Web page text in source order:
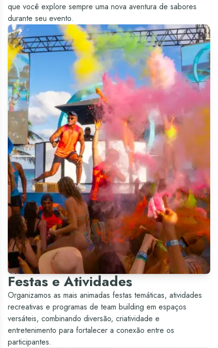
que você explore sempre uma nova aventura de sabores
durante seu evento.
Festas e Atividades
Organizamos as mais animadas festas temáticas, atividades
recreativas e programas de team building em espaços
versáteis, combinando diversão, criatividade e
entretenimento para fortalecer a conexão entre os
participantes.